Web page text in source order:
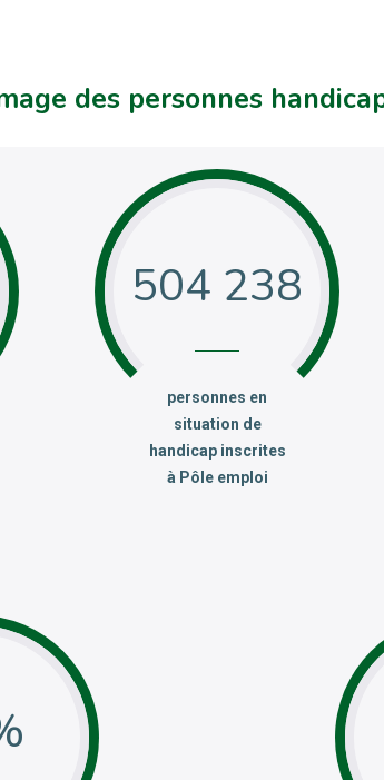
des personnes
504 238
:personnes en
situation de
handicap inscrites
à Pôle emploi